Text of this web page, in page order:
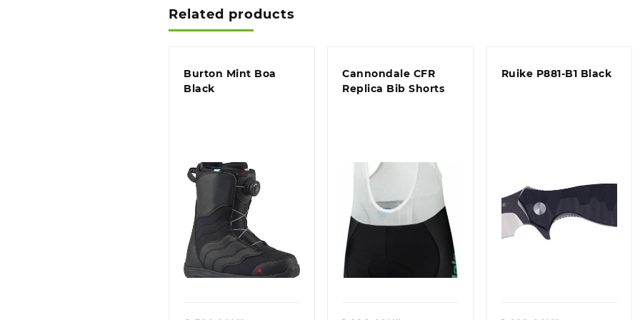
Related products
Burton Mint Boa
Black
Quick view
Cannondale CFR
Replica Bib Shorts
Ruike P881-B1 Black